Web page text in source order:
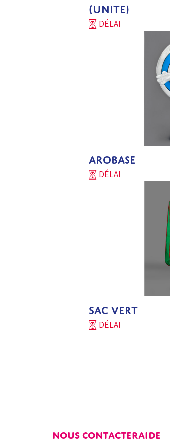
(UNITE)
DÉLAI
AROBASE
DÉLAI
SAC VERT
DÉLAI
NOUS CONTACTERAIDE